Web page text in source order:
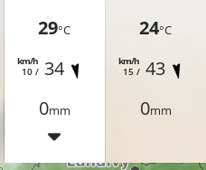
29°C
10 /
km/h 34
0mm
24°C
15 /
km/h 43
0mm